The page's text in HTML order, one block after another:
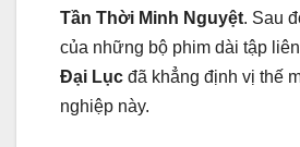
Tần Thời Minh Nguyệt. Sau
của những bộ phim dài tập
Đại Lục đã khẳng định vị thế
nghiệp này.